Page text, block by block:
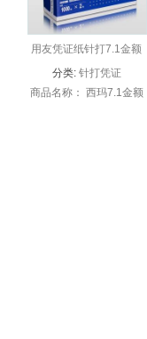
用友凭证纸针打7.1金额
记账凭证打印纸
分类: 针打凭证
商品名称： 西玛7.1金额